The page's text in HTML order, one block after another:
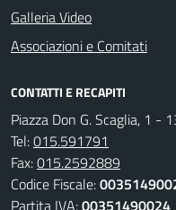
Galleria Video
Associazioni e Comitati
CONTATTI E RECAPITI
Piazza Don G. Scaglia, 1 -
Tel:015.591791
Fax:015.2592889
Codice Fiscale:
Partita IVA:00351490024